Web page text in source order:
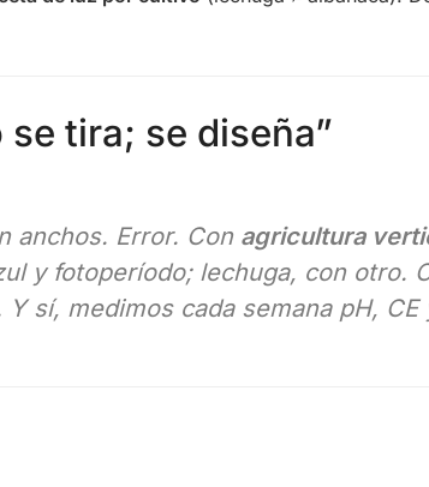
tira; se diseña”
anchos. Error. Con agricultura
y fotoperíodo; lechuga, con otro.
sí, medimos cada semana pH, CE